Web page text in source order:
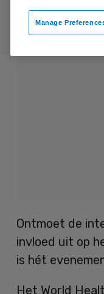
Ontmoet de
invloed uit op
is hét
Het World
Manage